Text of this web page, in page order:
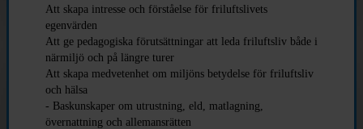
Att skapa intresse och förståelse för friluftslivets
egenvärden
Att ge pedagogiska förutsättningar att leda friluftsliv både i
närmiljö och på längre turer
Att skapa medvetenhet om miljöns betydelse för friluftsliv
och hälsa
- Baskunskaper om utrustning, eld, matlagning,
övernattning och allemansrätten